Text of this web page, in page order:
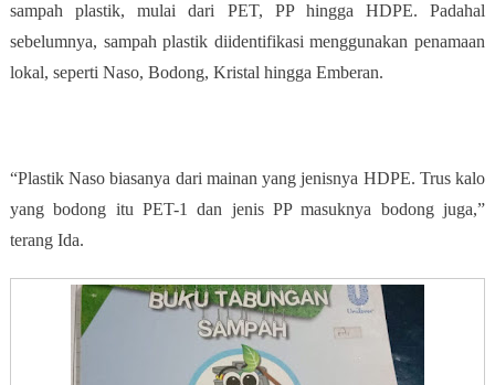
sampah plastik, mulai dari PET, PP hingga HDPE. Padahal
sebelumnya, sampah plastik diidentifikasi menggunakan penamaan
lokal, seperti Naso, Bodong, Kristal hingga Emberan.
“Plastik Naso biasanya dari mainan yang jenisnya HDPE. Trus kalo
yang bodong itu PET-1 dan jenis PP masuknya bodong juga,”
terang Ida.